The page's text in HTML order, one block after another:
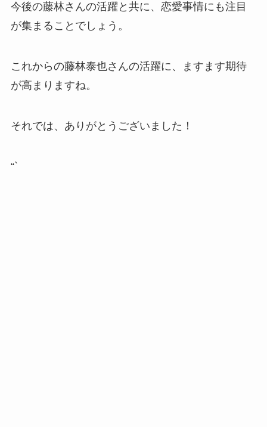
今後の藤林さんの活躍と共に、恋愛事情にも注目
が集まることでしょう。
これからの藤林泰也さんの活躍に、ますます期待
が高まりますね。
それでは、ありがとうございました！
“`